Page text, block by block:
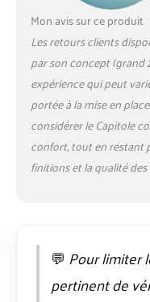
Mon avis sur ce produit
Les retours clients
par son concept (grand
expérience qui peut
portée à la mise en
considérer le Capitole
confort, tout en restant
finitions et la qualité des
💬 Pour limiter
pertinent de